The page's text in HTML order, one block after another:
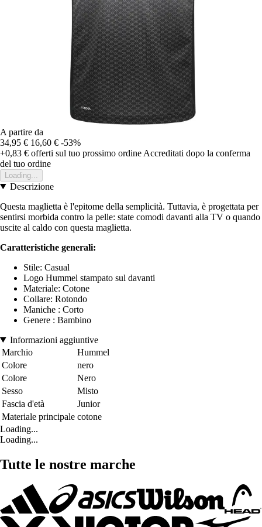
A partire da
34,95 € 16,60 € -53%
+0,83 € offerti sul tuo prossimo ordine Accreditati dopo la conferma
del tuo ordine
Loading...
Descrizione
Questa maglietta è l'epitome della semplicità. Tuttavia, è progettata per
sentirsi morbida contro la pelle: state comodi davanti alla TV o quando
uscite al caldo con questa maglietta.
Caratteristiche generali:
Stile: Casual
Logo Hummel stampato sul davanti
Materiale: Cotone
Collare: Rotondo
Maniche : Corto
Genere : Bambino
Informazioni aggiuntive
Marchio
Hummel
Colore
nero
Colore
Nero
Sesso
Misto
Fascia d'età
Junior
Materiale principale cotone
Loading...
Loading...
Tutte le nostre marche